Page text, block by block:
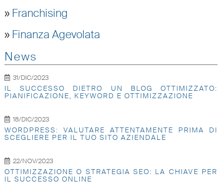
» Franchising
» Finanza Agevolata
News
31/DIC/2023
IL SUCCESSO DIETRO UN BLOG OTTIMIZZATO:
PIANIFICAZIONE, KEYWORD E OTTIMIZZAZIONE
18/DIC/2023
WORDPRESS: VALUTARE ATTENTAMENTE PRIMA DI
SCEGLIERE PER IL TUO SITO AZIENDALE
22/NOV/2023
OTTIMIZZAZIONE O STRATEGIA SEO: LA CHIAVE PER
IL SUCCESSO ONLINE